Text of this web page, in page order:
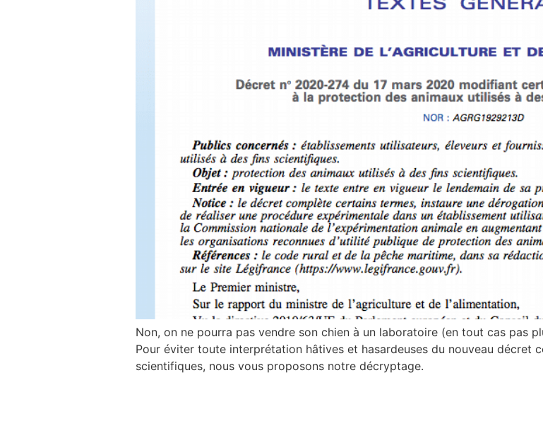
Non, on ne pourra pas vendre son chien à un laboratoire (en tout cas pas
Pour éviter toute interprétation hâtives et hasardeuses du nouveau décret
scientifiques, nous vous proposons notre décryptage.